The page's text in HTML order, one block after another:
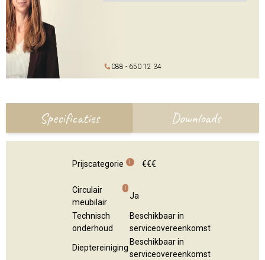
088 - 650 12 34
Specificaties Downloads
Prijscategorie i €€€
Circulair
meubilair
i
Ja
Technisch
onderhoud
Beschikbaar in
serviceovereenkomst
Dieptereiniging
Beschikbaar in
serviceovereenkomst